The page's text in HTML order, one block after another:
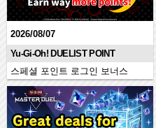
2026/08/07
Yu-Gi-Oh! DUELIST POINT
스페셜 포인트 로그인 보너스